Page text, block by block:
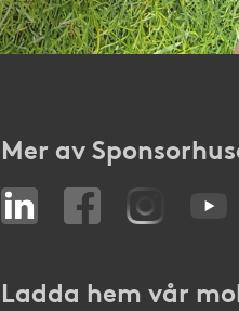
Mer av
Ladda hem vår